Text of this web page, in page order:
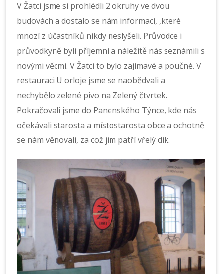
V Žatci jsme si prohlédli 2 okruhy ve dvou
budovách a dostalo se nám informací, ,které
mnozí z účastníků nikdy neslyšeli. Průvodce i
průvodkyně byli příjemní a náležitě nás seznámili s
novými věcmi. V Žatci to bylo zajímavé a poučné. V
restauraci U orloje jsme se naobědvali a
nechybělo zelené pivo na Zelený čtvrtek.
Pokračovali jsme do Panenského Týnce, kde nás
očekávali starosta a místostarosta obce a ochotně
se nám věnovali, za což jim patří vřelý dík.